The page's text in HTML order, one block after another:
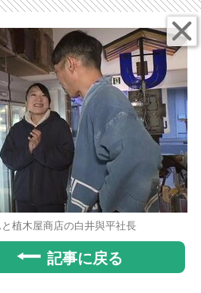
植木屋商店の白井與平社長
記事に戻る